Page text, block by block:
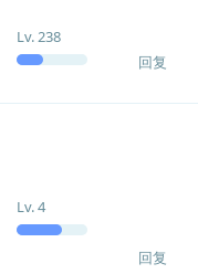
Lv.238
回复
Lv.4
回复